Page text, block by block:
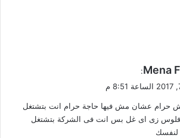
Mena
:
حرام عشان مش فيها حاجة حرام انت بتشتغل
فلوس زى اى غل بس انت فى الشركة بتشتغل
لنفسك